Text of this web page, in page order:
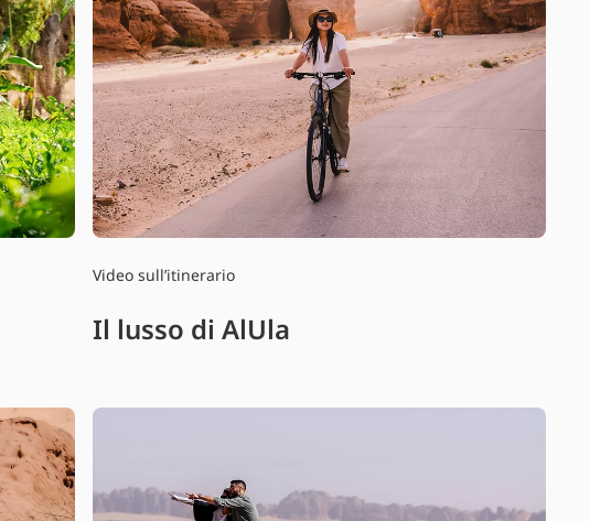
Video sull’itinerario
Il lusso di AlUla